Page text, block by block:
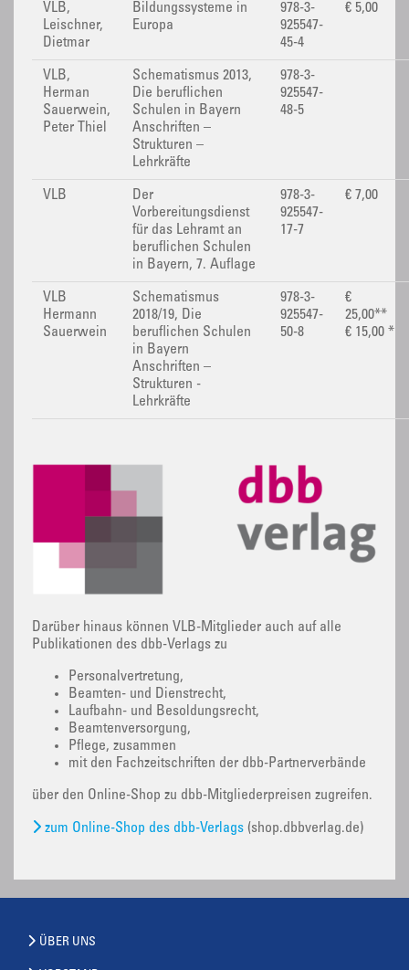
VLB,
Leischner,
Dietmar
Bildungssysteme in
Europa
978-3-
925547-
45-4
€ 5,00
VLB,
Herman
Sauerwein,
Peter Thiel
Schematismus 2013,
Die beruflichen
Schulen in Bayern
Anschriften –
Strukturen –
Lehrkräfte
978-3-
925547-
48-5
VLB
Der
Vorbereitungsdienst
für das Lehramt an
beruflichen Schulen
in Bayern, 7. Auflage
978-3-
925547-
17-7
€ 7,00
VLB
Hermann
Sauerwein
Schematismus
2018/19, Die
beruflichen Schulen
in Bayern
Anschriften –
Strukturen -
Lehrkräfte
978-3-
925547-
50-8
€
25,00**
€ 15,00 *
Darüber hinaus können VLB-Mitglieder auch auf alle
Publikationen des dbb-Verlags zu
Personalvertretung,
Beamten- und Dienstrecht,
Laufbahn- und Besoldungsrecht,
Beamtenversorgung,
Pflege, zusammen
mit den Fachzeitschriften der dbb-Partnerverbände
über den Online-Shop zu dbb-Mitgliederpreisen zugreifen.
zum Online-Shop des dbb-Verlags (shop.dbbverlag.de)
ÜBER UNS